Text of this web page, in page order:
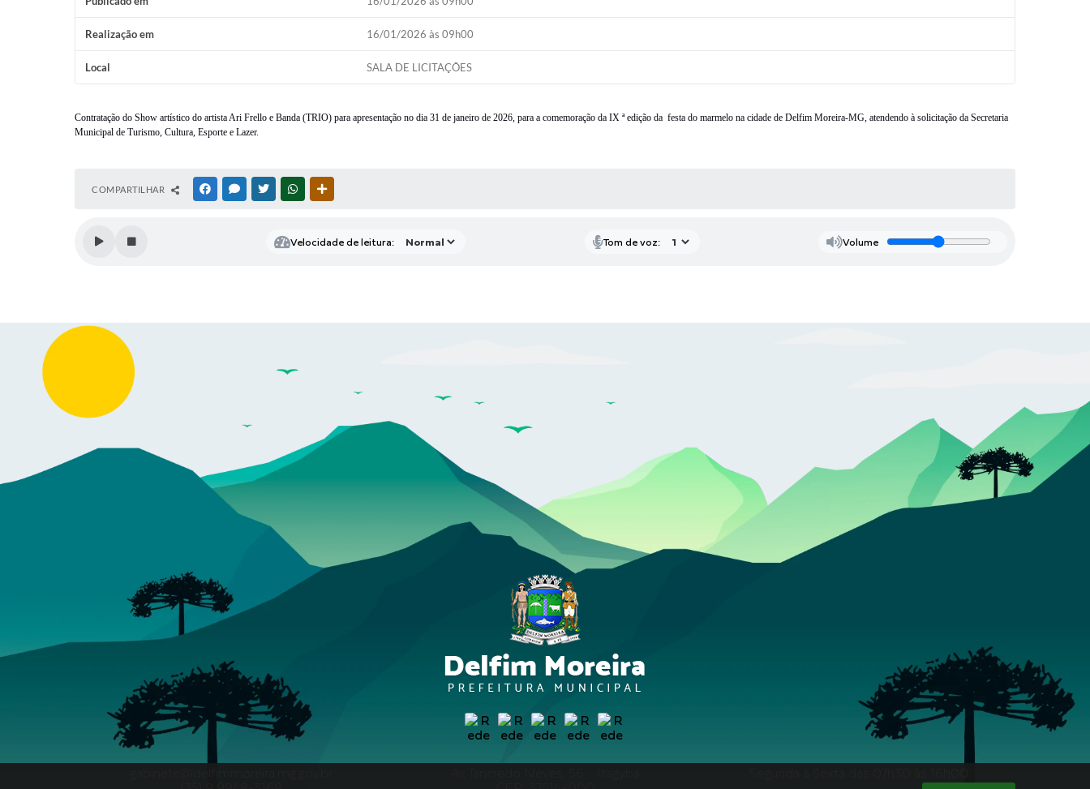
Realização em 16/01/2026 às 09h00
Local SALA DE LICITAÇÕES
Contratação do Show artístico do artista Ari Frello e Banda (TRIO) para apresentação no dia 31 de janeiro de 2026, para a comemoração da IX ª edição da festa do marmelo na cidade de Delfim Moreira-MG, atendendo à solicitação da Secretaria
Municipal de Turismo, Cultura, Esporte e Lazer.
COMPARTILHAR FACEBOOKMESSENGER
TWITTERWHATSAPP
Velocidade de leitura: Tom de voz: Volume